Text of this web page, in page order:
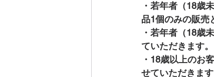
・若年者（18歳
品1個のみの販売
・若年者（18歳
ていただきます。
・18歳以上のお
せていただきます